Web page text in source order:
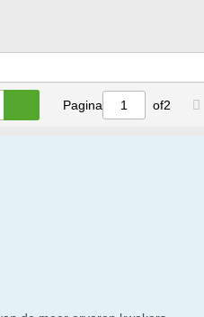
Pagina of2